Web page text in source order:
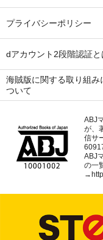
プライバシーポリシー
dアカウント2段階認証と
海賊版に関する取り組み
ついて
ABJ
が、
信サ
ABJ
の一
→